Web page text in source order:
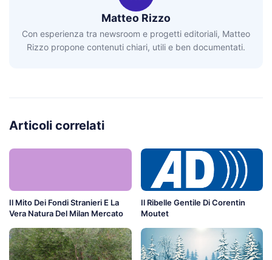
Matteo Rizzo
Con esperienza tra newsroom e progetti editoriali, Matteo
Rizzo propone contenuti chiari, utili e ben documentati.
Articoli correlati
Il Mito Dei Fondi Stranieri E La
Vera Natura Del Milan Mercato
Il Ribelle Gentile Di Corentin
Moutet